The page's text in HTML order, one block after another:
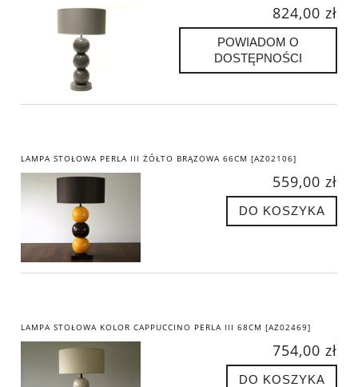
824,00 zł
POWIADOM O
DOSTĘPNOŚCI
LAMPA STOŁOWA PERLA III ŻÓŁTO BRĄZOWA 66CM [AZ02106]
559,00 zł
DO KOSZYKA
LAMPA STOŁOWA KOLOR CAPPUCCINO PERLA III 68CM [AZ02469]
754,00 zł
DO KOSZYKA